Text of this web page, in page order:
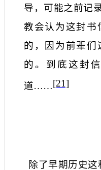
导，可能之前记
教会认为这封书
的，因为前辈们
的。到底这封
道……[21]
除了早期历史